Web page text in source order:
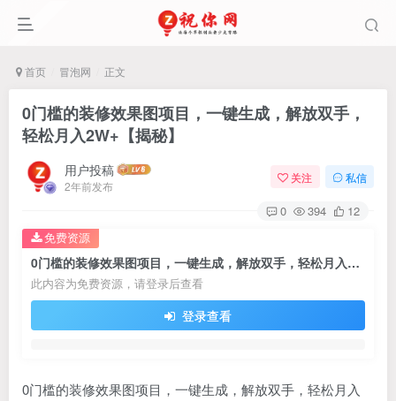
首页 冒泡网 正文
0门槛的装修效果图项目，一键生成，解放双手，
轻松月入2W+【揭秘】
用户投稿
2年前发布
关注 私信
0 394 12
0门槛的装修效果图项目，一键生成，解放双手，轻松月入2W+【揭秘】
此内容为免费资源，请登录后查看
登录查看
免费资源
0门槛的装修效果图项目，一键生成，解放双手，轻松月入